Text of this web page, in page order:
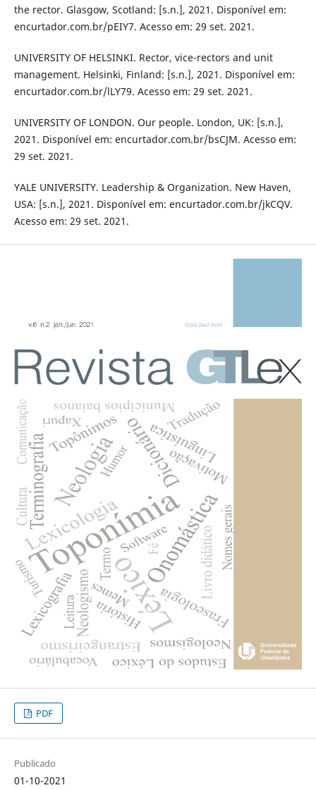
the rector. Glasgow, Scotland: [s.n.], 2021. Disponível em:
encurtador.com.br/pEIY7. Acesso em: 29 set. 2021.
UNIVERSITY OF HELSINKI. Rector, vice-rectors and unit
management. Helsinki, Finland: [s.n.], 2021. Disponível em:
encurtador.com.br/lLY79. Acesso em: 29 set. 2021.
UNIVERSITY OF LONDON. Our people. London, UK: [s.n.],
2021. Disponível em: encurtador.com.br/bsCJM. Acesso em:
29 set. 2021.
YALE UNIVERSITY. Leadership & Organization. New Haven,
USA: [s.n.], 2021. Disponível em: encurtador.com.br/jkCQV.
Acesso em: 29 set. 2021.
PDF
Publicado
01-10-2021